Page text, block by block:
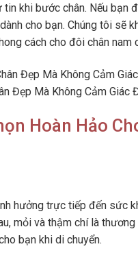
khi bước chân. Nếu bạn
cho bạn. Chúng tôi sẽ
cách cho đôi chân nam
Đẹp Mà Không Cảm Giác
Hoàn Hảo
hưởng trực tiếp đến sức
mỏi và thậm chí là
bạn khi di chuyển.